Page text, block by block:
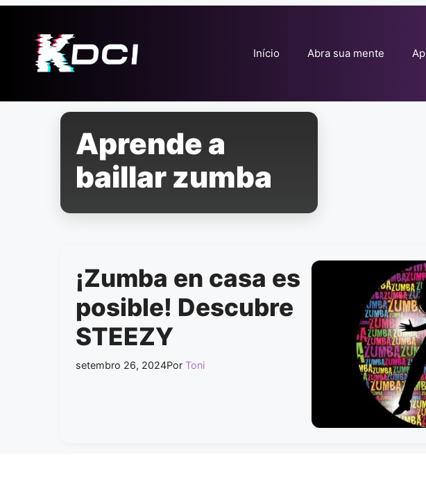
conteúdo
Início Abra sua mente
Aprende a
baillar zumba
¡Zumba en casa es
posible! Descubre
STEEZY
setembro 26, 2024Por Toni